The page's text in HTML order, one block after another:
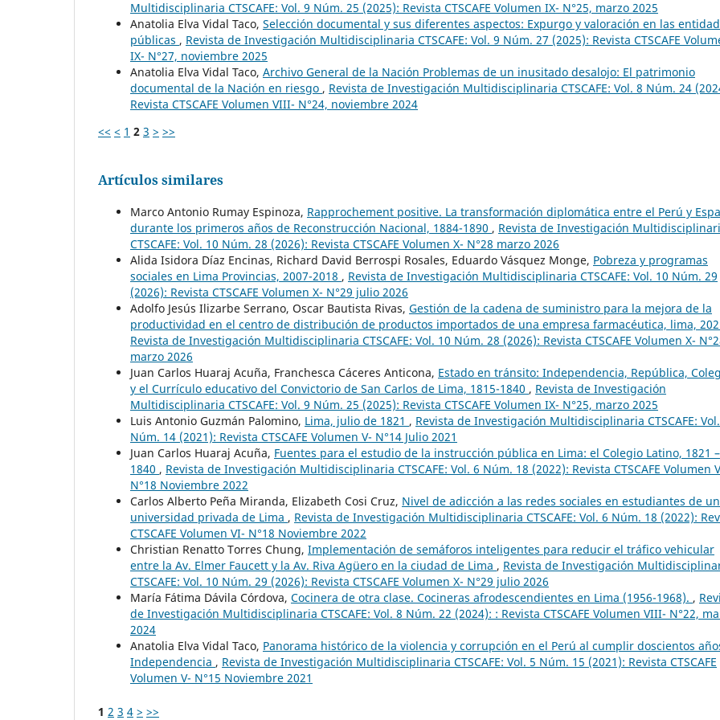
Multidisciplinaria CTSCAFE: Vol. 9 Núm. 25 (2025): Revista CTSCAFE Volumen IX- N°25, marzo 2025
Anatolia Elva Vidal Taco, Selección documental y sus diferentes aspectos: Expurgo y valoración en las
públicas , Revista de Investigación Multidisciplinaria CTSCAFE: Vol. 9 Núm. 27 (2025): Revista CTSCAFE
IX- N°27, noviembre 2025
Anatolia Elva Vidal Taco, Archivo General de la Nación Problemas de un inusitado desalojo: El patrimonio
documental de la Nación en riesgo , Revista de Investigación Multidisciplinaria CTSCAFE: Vol. 8 Núm. 24
Revista CTSCAFE Volumen VIII- N°24, noviembre 2024
<< < 1 2 3 > >>
Artículos similares
Marco Antonio Rumay Espinoza, Rapprochement positive. La transformación diplomática entre el Perú y
durante los primeros años de Reconstrucción Nacional, 1884-1890 , Revista de Investigación
CTSCAFE: Vol. 10 Núm. 28 (2026): Revista CTSCAFE Volumen X- N°28 marzo 2026
Alida Isidora Díaz Encinas, Richard David Berrospi Rosales, Eduardo Vásquez Monge, Pobreza y programas
sociales en Lima Provincias, 2007-2018 , Revista de Investigación Multidisciplinaria CTSCAFE: Vol. 10 Núm. 29
(2026): Revista CTSCAFE Volumen X- N°29 julio 2026
Adolfo Jesús Ilizarbe Serrano, Oscar Bautista Rivas, Gestión de la cadena de suministro para la mejora de la
productividad en el centro de distribución de productos importados de una empresa farmacéutica, lima,
Revista de Investigación Multidisciplinaria CTSCAFE: Vol. 10 Núm. 28 (2026): Revista CTSCAFE Volumen X-
marzo 2026
Juan Carlos Huaraj Acuña, Franchesca Cáceres Anticona, Estado en tránsito: Independencia, República,
y el Currículo educativo del Convictorio de San Carlos de Lima, 1815-1840 , Revista de Investigación
Multidisciplinaria CTSCAFE: Vol. 9 Núm. 25 (2025): Revista CTSCAFE Volumen IX- N°25, marzo 2025
Luis Antonio Guzmán Palomino, Lima, julio de 1821 , Revista de Investigación Multidisciplinaria CTSCAFE:
Núm. 14 (2021): Revista CTSCAFE Volumen V- N°14 Julio 2021
Juan Carlos Huaraj Acuña, Fuentes para el estudio de la instrucción pública en Lima: el Colegio Latino, 1821 –
1840 , Revista de Investigación Multidisciplinaria CTSCAFE: Vol. 6 Núm. 18 (2022): Revista CTSCAFE Volumen
N°18 Noviembre 2022
Carlos Alberto Peña Miranda, Elizabeth Cosi Cruz, Nivel de adicción a las redes sociales en estudiantes de
universidad privada de Lima , Revista de Investigación Multidisciplinaria CTSCAFE: Vol. 6 Núm. 18 (2022):
CTSCAFE Volumen VI- N°18 Noviembre 2022
Christian Renatto Torres Chung, Implementación de semáforos inteligentes para reducir el tráfico vehicular
entre la Av. Elmer Faucett y la Av. Riva Agüero en la ciudad de Lima , Revista de Investigación
CTSCAFE: Vol. 10 Núm. 29 (2026): Revista CTSCAFE Volumen X- N°29 julio 2026
María Fátima Dávila Córdova, Cocinera de otra clase. Cocineras afrodescendientes en Lima (1956-1968). ,
de Investigación Multidisciplinaria CTSCAFE: Vol. 8 Núm. 22 (2024): : Revista CTSCAFE Volumen VIII- N°22,
2024
Anatolia Elva Vidal Taco, Panorama histórico de la violencia y corrupción en el Perú al cumplir doscientos
Independencia , Revista de Investigación Multidisciplinaria CTSCAFE: Vol. 5 Núm. 15 (2021): Revista CTSCAFE
Volumen V- N°15 Noviembre 2021
1 2 3 4 > >>